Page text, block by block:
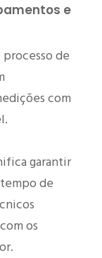
e
de
com
garantir
de
os